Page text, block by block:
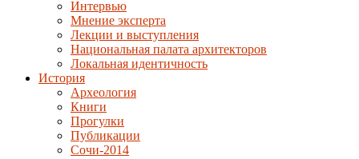
Интервью
Мнение эксперта
Лекции и выступления
Национальная палата архитекторов
Локальная идентичность
История
Археология
Книги
Прогулки
Публикации
Сочи-2014